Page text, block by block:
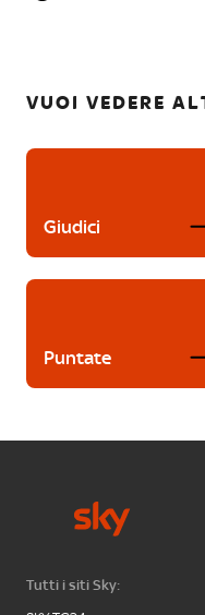
VUOI VEDERE
Giudici
Puntate
Tutti i siti Sky: